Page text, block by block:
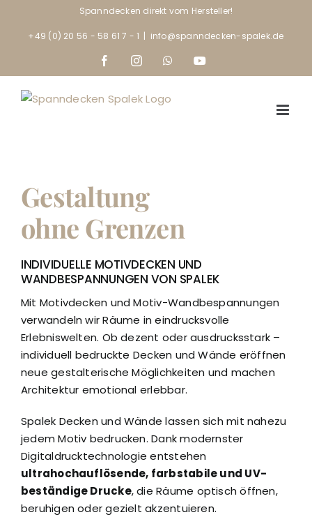
content
Spanndecken direkt vom Hersteller!
+49 (0) 20 56 - 58 61 7 - 1 | info@spanndecken-spalek.de
FacebookInstagramWhatsAppYouTube
Gestaltung
ohne Grenzen
INDIVIDUELLE MOTIVDECKEN UND
WANDBESPANNUNGEN VON SPALEK
Mit Motivdecken und Motiv-Wandbespannungen
verwandeln wir Räume in eindrucksvolle
Erlebniswelten. Ob dezent oder ausdrucksstark –
individuell bedruckte Decken und Wände eröffnen
neue gestalterische Möglichkeiten und machen
Architektur emotional erlebbar.
Spalek Decken und Wände lassen sich mit nahezu
jedem Motiv bedrucken. Dank modernster
Digitaldrucktechnologie entstehen
ultrahochauflösende, farbstabile und UV-
beständige Drucke, die Räume optisch öffnen,
beruhigen oder gezielt akzentuieren.